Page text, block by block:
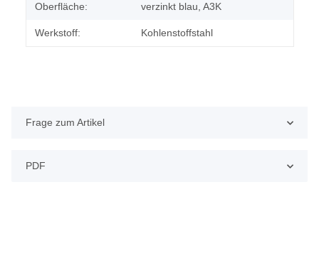
Oberfläche: verzinkt blau, A3K
Werkstoff: Kohlenstoffstahl
Frage zum Artikel
PDF